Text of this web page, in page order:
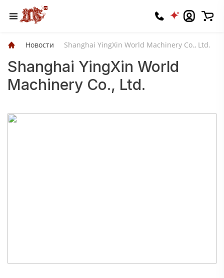
Новости Shanghai YingXin World Machinery Co., Ltd.
Shanghai YingXin World
Machinery Co., Ltd.